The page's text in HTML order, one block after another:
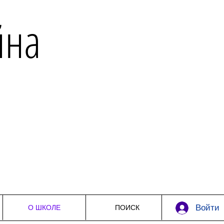
О ШКОЛЕ ПОИСК Войти